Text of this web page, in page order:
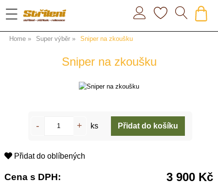
Home Super výběr Sniper na zkoušku
Sniper na zkoušku
ks
Přidat do oblíbených
Cena s DPH: 3 900 Kč